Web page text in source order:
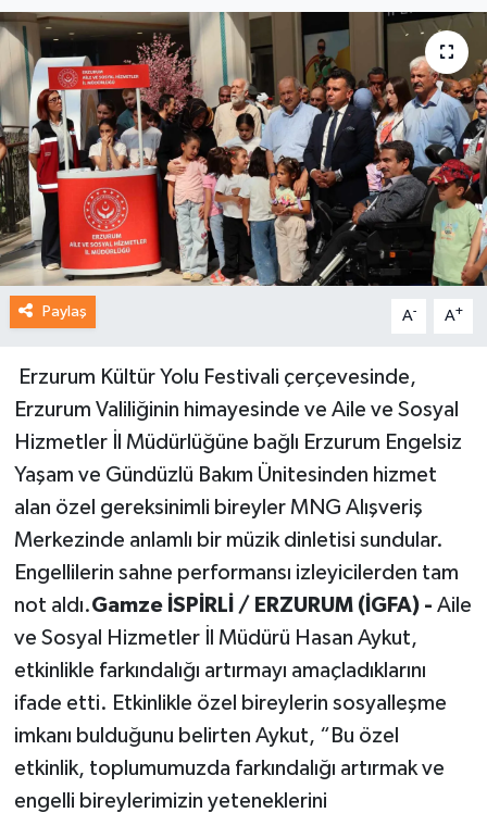
Paylaş A- A+
Erzurum Kültür Yolu Festivali çerçevesinde,
Erzurum Valiliğinin himayesinde ve Aile ve Sosyal
Hizmetler İl Müdürlüğüne bağlı Erzurum Engelsiz
Yaşam ve Gündüzlü Bakım Ünitesinden hizmet
alan özel gereksinimli bireyler MNG Alışveriş
Merkezinde anlamlı bir müzik dinletisi sundular.
Engellilerin sahne performansı izleyicilerden tam
not aldı.Gamze İSPİRLİ / ERZURUM (İGFA) - Aile
ve Sosyal Hizmetler İl Müdürü Hasan Aykut,
etkinlikle farkındalığı artırmayı amaçladıklarını
ifade etti. Etkinlikle özel bireylerin sosyalleşme
imkanı bulduğunu belirten Aykut, “Bu özel
etkinlik, toplumumuzda farkındalığı artırmak ve
engelli bireylerimizin yeteneklerini